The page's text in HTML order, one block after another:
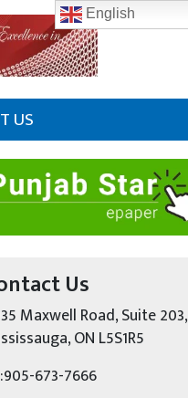
US
Us
Maxwell Road, Suite 203,
ON L5S1R5
673-7666
English